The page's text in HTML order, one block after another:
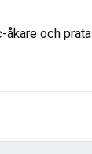
åkare och prata